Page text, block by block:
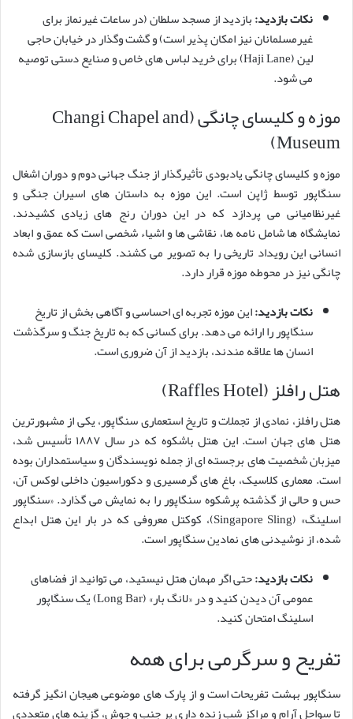
نکات بازدید:بازدید از مسجد سلطان (در ساعات غیرنماز برای
غیرمسلمانان نیز امکان پذیر است) و گشت وگذار در خیابان حاجی
لین (Haji Lane) برای خرید لباس های خاص و صنایع دستی توصیه
می شود.
موزه و کلیسای چانگی (Changi Chapel and
Museum)
موزه و کلیسای چانگی یادبودی تأثیرگذار از جنگ جهانی دوم و دوران اشغال
سنگاپور توسط ژاپن است. این موزه به داستان های اسیران جنگی و
غیرنظامیانی می پردازد که در این دوران رنج های زیادی کشیدند.
نمایشگاه ها شامل نامه ها، نقاشی ها و اشیاء شخصی است که عمق و ابعاد
انسانی این رویداد تاریخی را به تصویر می کشند. کلیسای بازسازی شده
چانگی نیز در محوطه موزه قرار دارد.
نکات بازدید:این موزه تجربه ای احساسی و آگاهی بخش از تاریخ
سنگاپور را ارائه می دهد. برای کسانی که به تاریخ جنگ و سرگذشت
انسان ها علاقه مندند، بازدید از آن ضروری است.
هتل رافلز (Raffles Hotel)
هتل رافلز، نمادی از تجملات و تاریخ استعماری سنگاپور، یکی از مشهورترین
هتل های جهان است. این هتل باشکوه که در سال ۱۸۸۷ تأسیس شد،
میزبان شخصیت های برجسته ای از جمله نویسندگان و سیاستمداران بوده
است. معماری کلاسیک، باغ های گرمسیری و دکوراسیون داخلی لوکس آن،
حس و حالی از گذشته پرشکوه سنگاپور را به نمایش می گذارد. «سنگاپور
اسلینگ» (Singapore Sling)، کوکتل معروفی که در بار این هتل ابداع
شده، از نوشیدنی های نمادین سنگاپور است.
نکات بازدید:حتی اگر مهمان هتل نیستید، می توانید از فضاهای
عمومی آن دیدن کنید و در «لانگ بار» (Long Bar) یک سنگاپور
اسلینگ امتحان کنید.
تفریح و سرگرمی برای همه
سنگاپور بهشت تفریحات است و از پارک های موضوعی هیجان انگیز گرفته
تا سواحل آرام و مراکز شب زنده داری پر جنب و جوش، گزینه های متعددی